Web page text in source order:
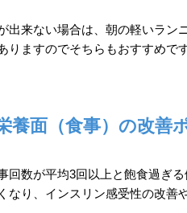
出来ない場合は、朝の軽いラン
りますのでそちらもおすすめです
養面（食事）の改善
回数が平均3回以上と飽食過ぎ
なり、インスリン感受性の改善